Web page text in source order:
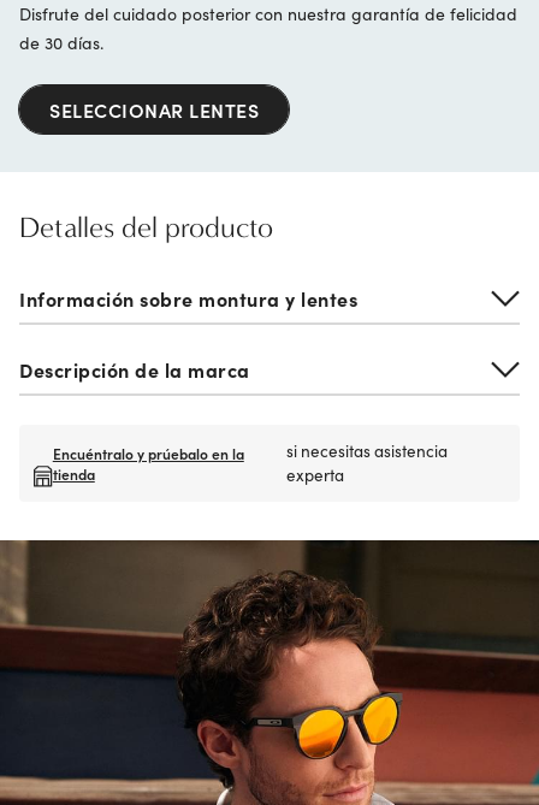
Disfrute del cuidado posterior con nuestra garantía de felicidad
de 30 días.
SELECCIONAR LENTES
Detalles del producto
Información sobre montura y lentes
Descripción de la marca
Encuéntralo y prúebalo en la
tienda
si necesitas asistencia
experta